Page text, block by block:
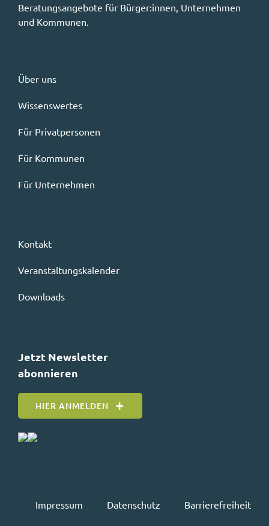
Beratungsangebote für Bürger:innen, Unternehmen
und Kommunen.
Über uns
Wissenswertes
Für Privatpersonen
Für Kommunen
Für Unternehmen
Kontakt
Veranstaltungskalender
Downloads
Jetzt Newsletter
abonnieren
HIER ANMELDEN
Impressum Datenschutz Barrierefreiheit